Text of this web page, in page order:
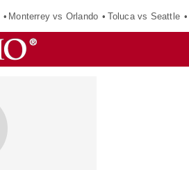
Monterrey vs Orlando Toluca vs Seattle